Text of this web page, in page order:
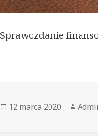
Sprawozdanie
Data
12 marca 2020 Autor